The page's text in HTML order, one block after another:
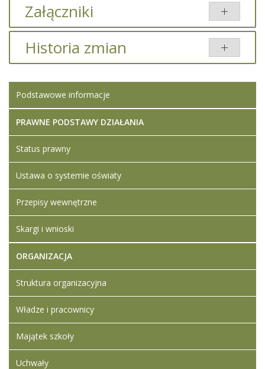
Załączniki
Dodany przez
Wynik
pdf 2.79 MB
Iwona
Historia zmian
Artykuł został
zmieniony.
sobota,
30
marzec
Ledwójcik
Artykuł został
zmieniony.
Dodane
Wynik
postępowania
sobota,
marzec
14:47
Ledwójcik
Podstawowe informacje
PRAWNE PODSTAWY DZIAŁANIA
Status prawny
Ustawa o systemie oświaty
Przepisy wewnętrzne
Skargi i wnioski
ORGANIZACJA
Struktura organizacyjna
Władze i pracownicy
Majątek szkoły
Uchwały